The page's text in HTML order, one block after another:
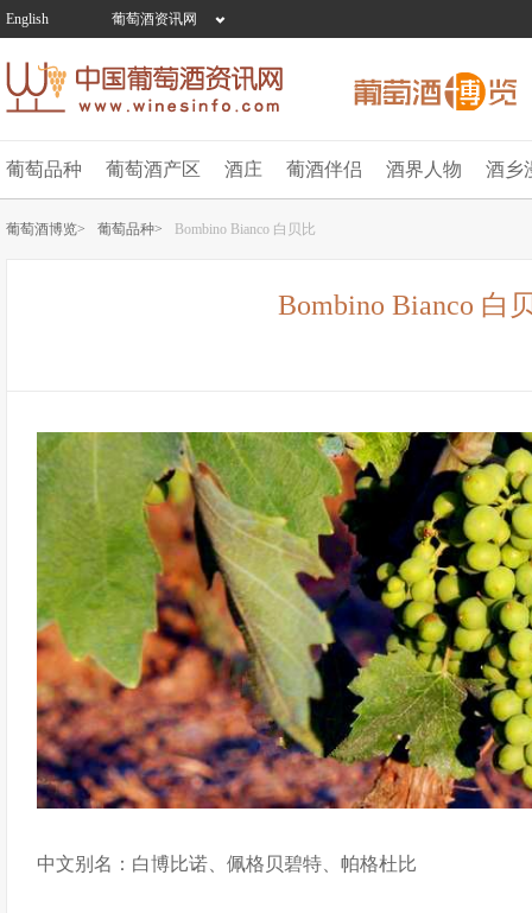
English 葡萄酒资讯网
葡萄品种 葡萄酒产区 酒庄 葡酒伴侣 酒界人物 酒乡
葡萄酒博览> 葡萄品种> Bombino Bianco 白贝比
Bombino Bianco 白
中文别名：白博比诺、佩格贝碧特、帕格杜比